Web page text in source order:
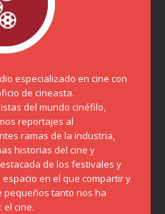
especializado en cine con
de cineasta.
del mundo cinéfilo,
reportajes al
ramas de la industria,
historias del cine y
de los festivales y
en el que compartir y
tanto nos ha
el cine.